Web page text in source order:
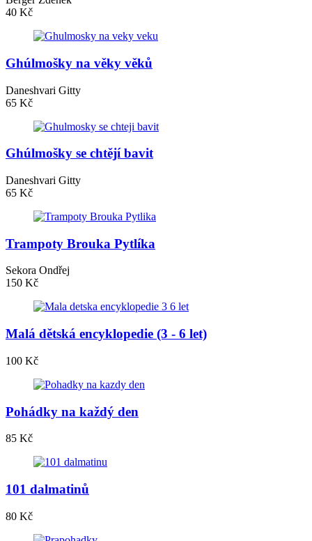
40 Kč
Ghúlmošky na věky věků
Daneshvari Gitty
65 Kč
Ghúlmošky se chtějí bavit
Daneshvari Gitty
65 Kč
Trampoty Brouka Pytlíka
Sekora Ondřej
150 Kč
Malá dětská encyklopedie (3 - 6 let)
100 Kč
Pohádky na každý den
85 Kč
101 dalmatinů
80 Kč